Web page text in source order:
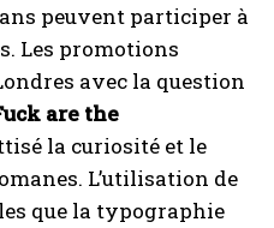
peuvent participer à
Les promotions
avec la question
are the
la curiosité et le
L’utilisation de
que la typographie